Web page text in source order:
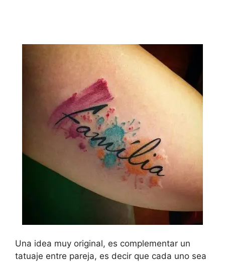
Una idea muy original, es complementar un
tatuaje entre pareja, es decir que cada uno sea